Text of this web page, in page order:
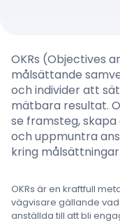
Logga in
OKRs (Objectives
målsättande
och individer att
mätbara resultat.
se framsteg,
och uppmuntra
kring
OKRs är en kraftfull
vägvisare gällande
anställda till att bli